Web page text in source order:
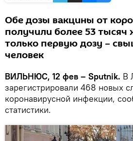
Обе дозы вакцины от
получили более 53 тысяч
только первую дозу –
человек
ВИЛЬНЮС, 12 фев – Sputnik. В
зарегистрировали 468 новых
коронавирусной инфекции,
статистики.